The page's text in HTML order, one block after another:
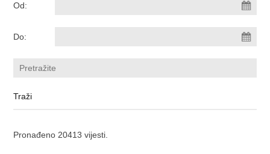
Od:
Do:
Pronađeno 20413 vijesti.